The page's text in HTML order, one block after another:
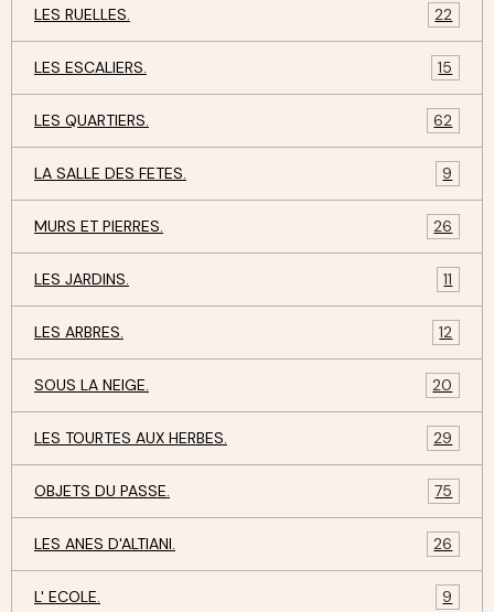
LES RUELLES. 22
LES ESCALIERS. 15
LES QUARTIERS. 62
LA SALLE DES FETES. 9
MURS ET PIERRES. 26
LES JARDINS. 11
LES ARBRES. 12
SOUS LA NEIGE. 20
LES TOURTES AUX HERBES. 29
OBJETS DU PASSE. 75
LES ANES D'ALTIANI. 26
L' ECOLE. 9